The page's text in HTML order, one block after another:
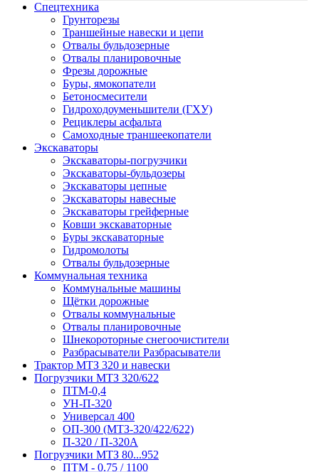
Спецтехника
Грунторезы
Траншейные навески и цепи
Отвалы бульдозерные
Отвалы планировочные
Фрезы дорожные
Буры, ямокопатели
Бетоносмесители
Гидроходоуменьшители (ГХУ)
Рециклеры асфальта
Самоходные траншеекопатели
Экскаваторы
Экскаваторы-погрузчики
Экскаваторы-бульдозеры
Экскаваторы цепные
Экскаваторы навесные
Экскаваторы грейферные
Ковши экскаваторные
Буры экскаваторные
Гидромолоты
Отвалы бульдозерные
Коммунальная техника
Коммунальные машины
Щётки дорожные
Отвалы коммунальные
Отвалы планировочные
Шнекороторные снегоочистители
Разбрасыватели Разбрасыватели
Трактор МТЗ 320 и навески
Погрузчики МТЗ 320/622
ПТМ-0,4
УН-П-320
Универсал 400
ОП-300 (МТЗ-320/422/622)
П-320 / П-320А
Погрузчики МТЗ 80...952
ПТМ - 0.75 / 1100